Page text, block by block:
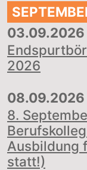
03.09.2026
2026
08.09.2026
8.
Ausbildung
statt!)